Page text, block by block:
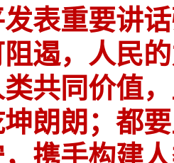
发表重要讲
阻遏，人民
共同价值
朗朗；都
携手构建